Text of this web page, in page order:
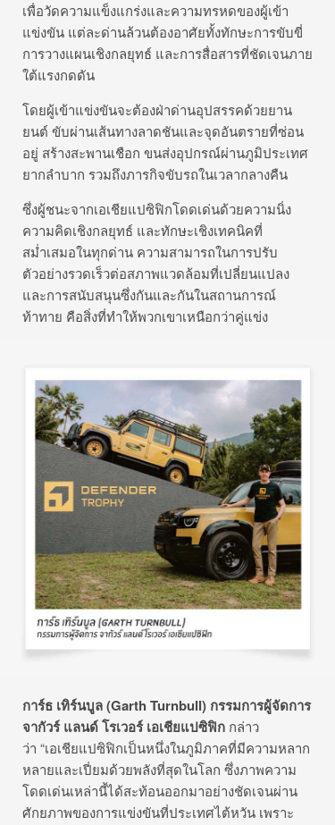
เพื่อวัดความแข็งแกร่งและความทรหดของผู้เข้า
แข่งขัน แต่ละด่านล้วนต้องอาศัยทั้งทักษะการขับขี่
การวางแผนเชิงกลยุทธ์ และการสื่อสารที่ชัดเจนภาย
ใต้แรงกดดัน
โดยผู้เข้าแข่งขันจะต้องฝ่าด่านอุปสรรคด้วยยาน
ยนต์ ขับผ่านเส้นทางลาดชันและจุดอันตรายที่ซ่อน
อยู่ สร้างสะพานเชือก ขนส่งอุปกรณ์ผ่านภูมิประเทศ
ยากลำบาก รวมถึงภารกิจขับรถในเวลากลางคืน
ซึ่งผู้ชนะจากเอเชียแปซิฟิกโดดเด่นด้วยความนิ่ง
ความคิดเชิงกลยุทธ์ และทักษะเชิงเทคนิคที่
สม่ำเสมอในทุกด่าน ความสามารถในการปรับ
ตัวอย่างรวดเร็วต่อสภาพแวดล้อมที่เปลี่ยนแปลง
และการสนับสนุนซึ่งกันและกันในสถานการณ์
ท้าทาย คือสิ่งที่ทำให้พวกเขาเหนือกว่าคู่แข่ง
การ์ธ เทิร์นบูล (Garth Turnbull) กรรมการผู้จัดการ
จากัวร์ แลนด์ โรเวอร์ เอเชียแปซิฟิก กล่าว
ว่า “เอเชียแปซิฟิกเป็นหนึ่งในภูมิภาคที่มีความหลาก
หลายและเปี่ยมด้วยพลังที่สุดในโลก ซึ่งภาพความ
โดดเด่นเหล่านี้ได้สะท้อนออกมาอย่างชัดเจนผ่าน
ศักยภาพของการแข่งขันที่ประเทศไต้หวัน เพราะ